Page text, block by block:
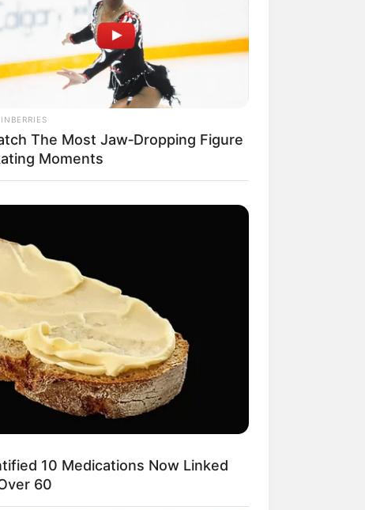
The Most Jaw‑Dropping Figure
Moments
10 Medications Now Linked
60